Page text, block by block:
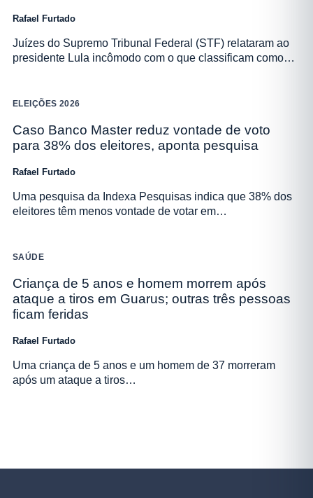
Rafael Furtado
Juízes do Supremo Tribunal Federal (STF) relataram ao
presidente Lula incômodo com o que classificam como…
ELEIÇÕES 2026
Caso Banco Master reduz vontade de voto
para 38% dos eleitores, aponta pesquisa
Rafael Furtado
Uma pesquisa da Indexa Pesquisas indica que 38% dos
eleitores têm menos vontade de votar em…
SAÚDE
Criança de 5 anos e homem morrem após
ataque a tiros em Guarus; outras três pessoas
ficam feridas
Rafael Furtado
Uma criança de 5 anos e um homem de 37 morreram
após um ataque a tiros…